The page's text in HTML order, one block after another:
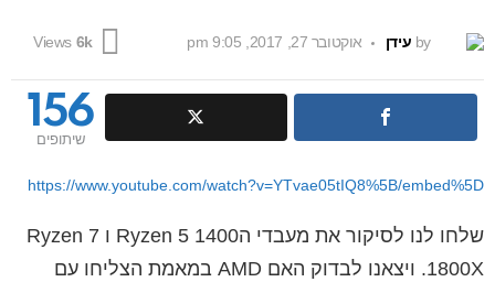
by עידן אוקטובר 27, 2017, 9:05 pm 6k
Views
156
שיתופים
https://www.youtube.com/watch?v=YTvae05tIQ8%5B/embed%5D
שלחו לנו לסיקור את מעבדי הRyzen 5 1400 ו Ryzen 7
1800X. ויצאנו לבדוק האם AMD במאמת הצליחו עם